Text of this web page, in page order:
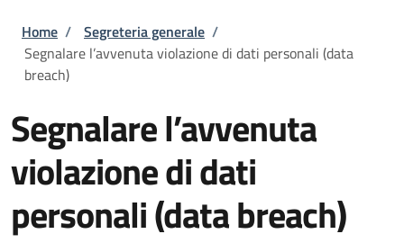
Briciole di pane
Home / Segreteria generale /
Segnalare l’avvenuta violazione di dati personali (data
breach)
Segnalare l’avvenuta
violazione di dati
personali (data breach)